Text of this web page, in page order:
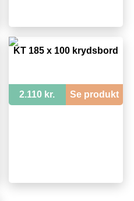
KT 185 x 100 krydsbord
2.110 kr. Se produkt